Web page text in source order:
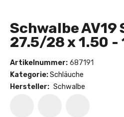
Schwalbe AV19
27.5/28 x 1.50 -
Artikelnummer: 687191
Kategorie:Schläuche
Hersteller: Schwalbe